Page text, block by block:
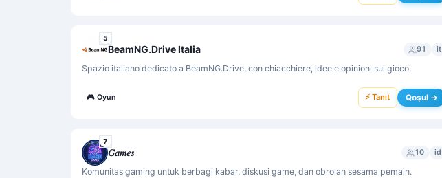
5
BeamNG.Drive Italia 91 it
Spazio italiano dedicato a BeamNG.Drive, con chiacchiere, idee e opinioni sul gioco.
🎮 Oyun ⚡ Tanıt Qoşul →
7
𝐺𝑎𝑚𝑒𝑠 10 id
Komunitas gaming untuk berbagi kabar, diskusi game, dan obrolan sesama pemain.